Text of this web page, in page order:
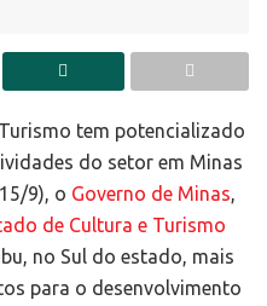
tem potencializado
do setor em Minas
9), o Governo de Minas,
de Cultura e Turismo
no Sul do estado, mais
para o desenvolvimento